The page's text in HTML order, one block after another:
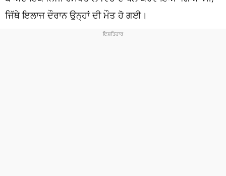
ਪੰਜਾਬ
ਜਿੱਥੇ ਇਲਾਜ ਦੌਰਾਨ ਉਨ੍ਹਾਂ ਦੀ ਮੌਤ ਹੋ ਗਈ।